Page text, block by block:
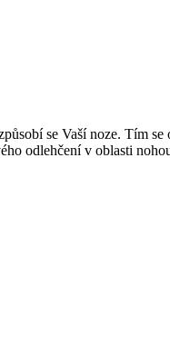
se Vaší noze. Tím
odlehčení v oblasti